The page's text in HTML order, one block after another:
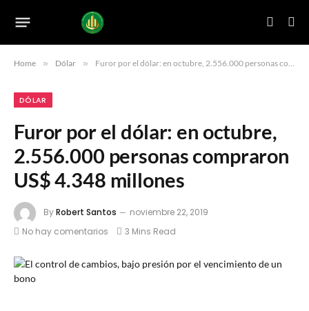
Home » Dólar » Furor por el dólar: en octubre, 2.556.000 personas compraron US$ 4.348 millones
DÓLAR
Furor por el dólar: en octubre,
2.556.000 personas compraron
US$ 4.348 millones
ByRobert Santos
noviembre 22, 2019
No hay comentarios
3 Mins Read